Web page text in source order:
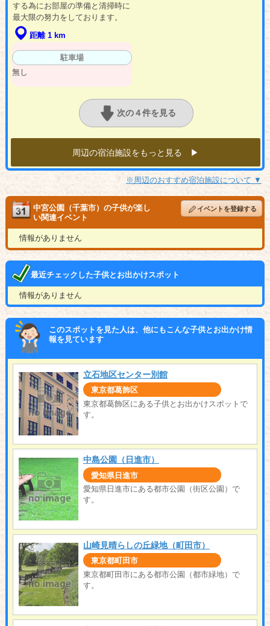
する為にお部屋の準備と清掃時に
最大限の努力をしております。
距離 1 km
駐車場
無し
次の４件を見る
周辺の宿泊施設をもっと見る ▶︎
※周辺のおすすめ宿泊施設について ▼
中宮公園（千葉市）の子供が楽し
い関連イベント
イベントを登録する
情報がありません
最近チェックした子供とお出かけスポット
情報がありません
このスポットを見た人は、他にもこんな子供とお出かけ情
報を見ています
立石地区センター別館
東京都葛飾区
東京都葛飾区にある子供とお出かけスポットで
す。
中島公園（日進市）
愛知県日進市
愛知県日進市にある都市公園（街区公園）で
す。
山崎見晴らしの丘緑地（町田市）
東京都町田市
東京都町田市にある都市公園（都市緑地）で
す。